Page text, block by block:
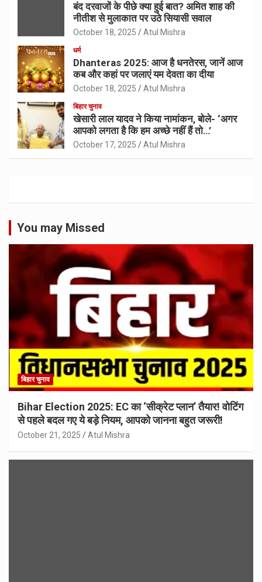
बंद दरवाजों के पीछे क्या हुई बात? अमित शाह की
नीतीश से मुलाकात पर उठे सियासी सवाल
October 18, 2025 Atul Mishra
धर्म
Dhanteras 2025: आज है धनतेरस, जानें आज
कब और कहां पर जलाएं यम देवता का दीया
October 18, 2025 Atul Mishra
बिहार चुनाव
खेसारी लाल यादव ने किया नामांकन, बोले- ‘अगर
आपको लगता है कि हम अच्छे नहीं हैं तो…’
October 17, 2025 Atul Mishra
You may Missed
बिहार चुनाव
Bihar Election 2025: EC का ‘सीक्रेट प्लान’ तैयार! वोटिंग
से पहले बदल गए ये बड़े नियम, आपको जानना बहुत जरूरी!
October 21, 2025 Atul Mishra